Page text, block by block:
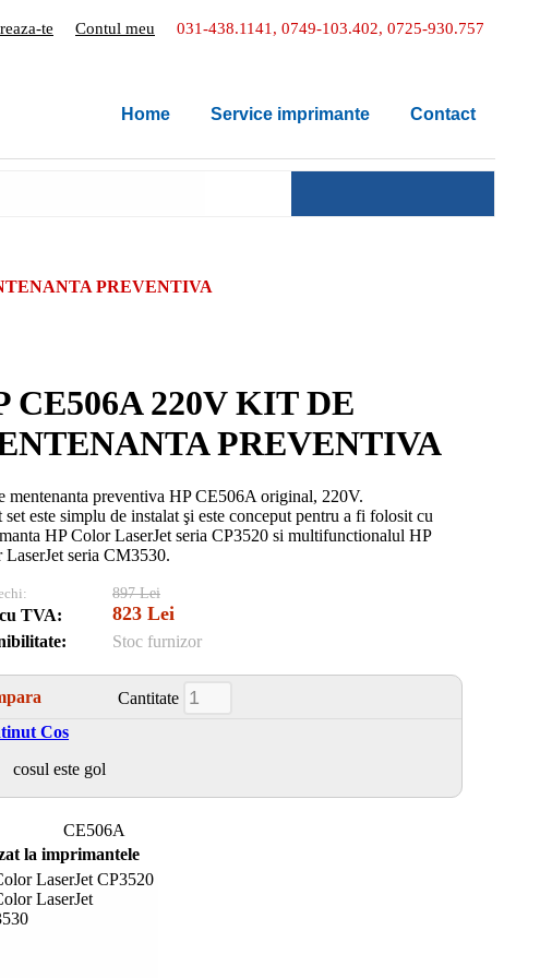
031-438.1141, 0749-103.402, 0725-930.757
Contul meu
te
Home Service imprimante Contact
PREVENTIVA
CE506A 220V KIT DE
PREVENTIVA
mentenanta preventiva HP CE506A original, 220V.
set este simplu de instalat şi este conceput pentru a fi folosit cu
HP Color LaserJet seria CP3520 si multifunctionalul HP
LaserJet seria CM3530.
897 Lei
TVA: 823 Lei
Stoc furnizor
Cantitate
Cos
cosul este gol
CE506A
la imprimantele
LaserJet CP3520
LaserJet